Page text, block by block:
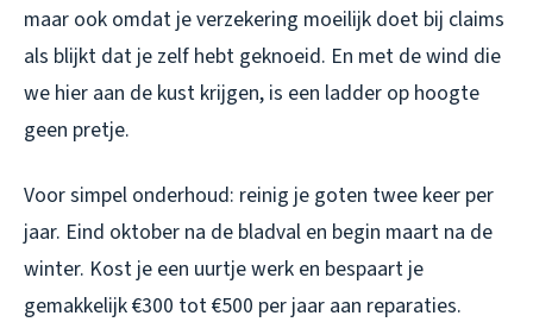
maar ook omdat je verzekering moeilijk doet bij claims
als blijkt dat je zelf hebt geknoeid. En met de wind die
we hier aan de kust krijgen, is een ladder op hoogte
geen pretje.
Voor simpel onderhoud: reinig je goten twee keer per
jaar. Eind oktober na de bladval en begin maart na de
winter. Kost je een uurtje werk en bespaart je
gemakkelijk €300 tot €500 per jaar aan reparaties.